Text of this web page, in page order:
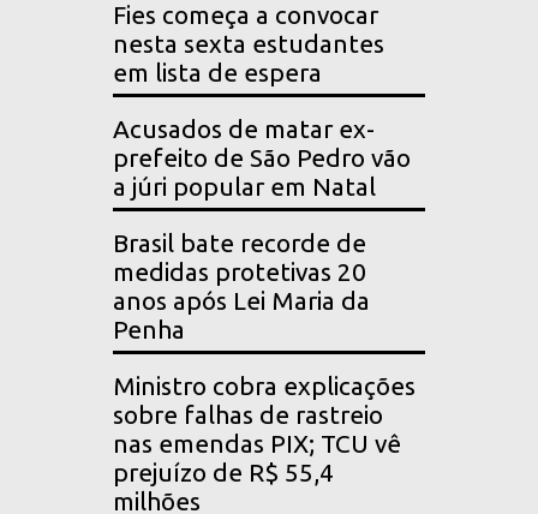
Fies começa a convocar
nesta sexta estudantes
em lista de espera
Acusados de matar ex-
prefeito de São Pedro vão
a júri popular em Natal
Brasil bate recorde de
medidas protetivas 20
anos após Lei Maria da
Penha
Ministro cobra explicações
sobre falhas de rastreio
nas emendas PIX; TCU vê
prejuízo de R$ 55,4
milhões